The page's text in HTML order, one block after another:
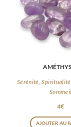
Sérénité,
Sommeil
4€
AJOUTER AU